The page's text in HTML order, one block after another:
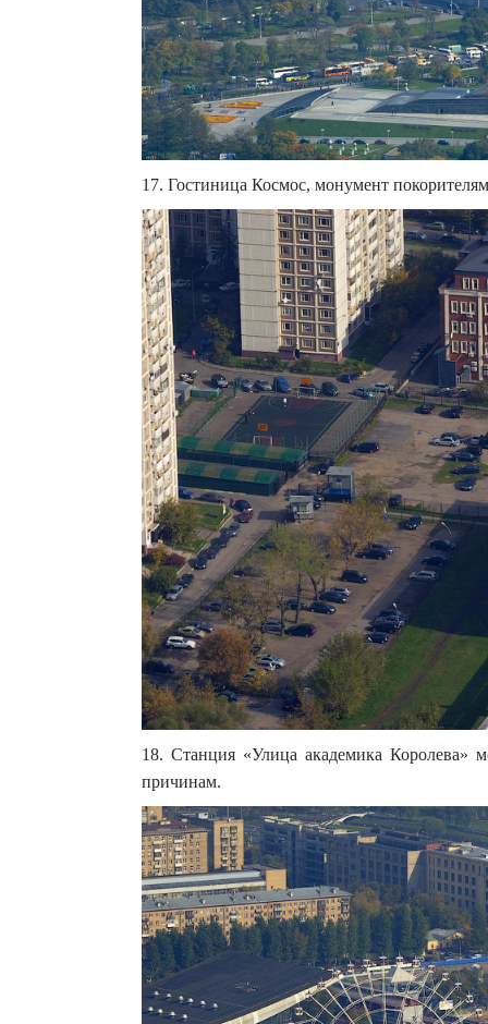
17. Гостиница Космос, монумент
18. Станция «Улица академика Королева»
причинам.